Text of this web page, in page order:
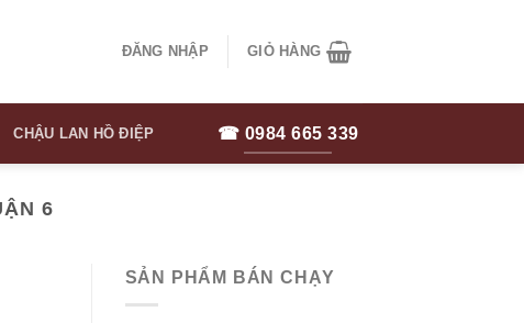
ĐĂNG NHẬP GIỎ HÀNG
CHẬU LAN HỒ ĐIỆP ☎ 0984 665 339
6
SẢN PHẨM BÁN CHẠY